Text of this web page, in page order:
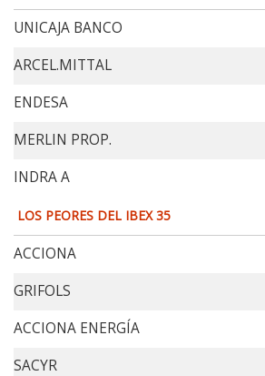
UNICAJA BANCO
ARCEL.MITTAL
ENDESA
MERLIN PROP.
INDRA A
LOS PEORES DEL IBEX 35
ACCIONA
GRIFOLS
ACCIONA ENERGÍA
SACYR